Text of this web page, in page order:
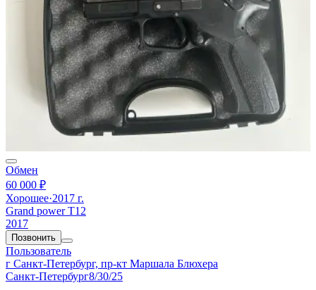
Обмен
60 000 ₽
Хорошее·2017 г.
Grand power T12
2017
Позвонить
Пользователь
г Санкт-Петербург, пр-кт Маршала Блюхера
Санкт-Петербург8/30/25